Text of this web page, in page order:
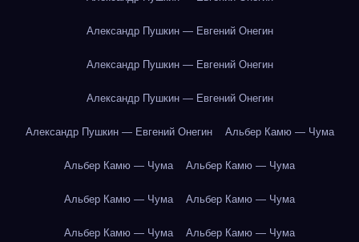
Александр Пушкин — Евгений Онегин
Александр Пушкин — Евгений Онегин
Александр Пушкин — Евгений Онегин
Александр Пушкин — Евгений Онегин Альбер Камю — Чума
Альбер Камю — Чума Альбер Камю — Чума
Альбер Камю — Чума Альбер Камю — Чума
Альбер Камю — Чума Альбер Камю — Чума